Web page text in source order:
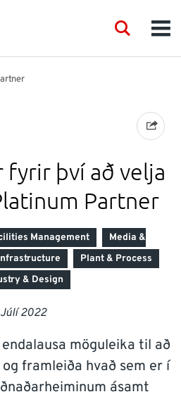
Search
því að velja
Partner
Management
Media &
Plant & Process
& Design
Júlí 2022
möguleika til að
framleiða hvað sem er í
ásamt